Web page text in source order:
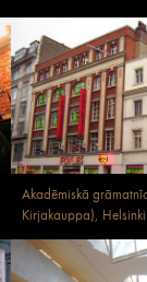
Akadēmiskā
Kirjakauppa), Helsinki